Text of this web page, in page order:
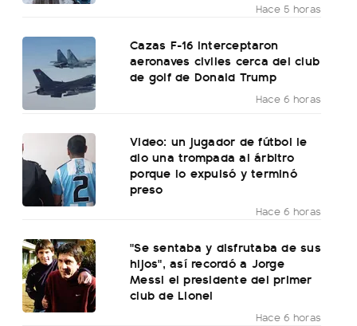
Hace 5 horas
Cazas F-16 interceptaron
aeronaves civiles cerca del club
de golf de Donald Trump
Hace 6 horas
Video: un jugador de fútbol le
dio una trompada al árbitro
porque lo expulsó y terminó
preso
Hace 6 horas
"Se sentaba y disfrutaba de sus
hijos", así recordó a Jorge
Messi el presidente del primer
club de Lionel
Hace 6 horas